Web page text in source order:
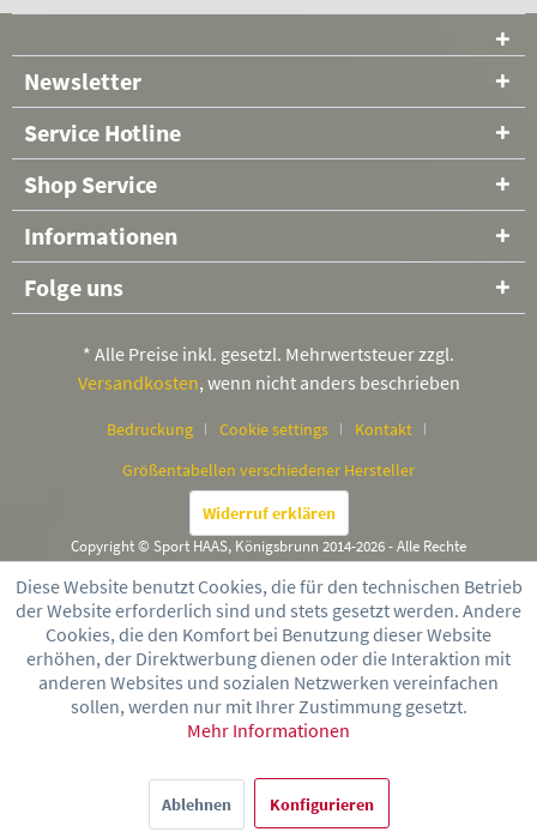
Newsletter
Service Hotline
Shop Service
Informationen
Folge uns
* Alle Preise inkl. gesetzl. Mehrwertsteuer zzgl.
Versandkosten, wenn nicht anders beschrieben
Bedruckung Cookie settings
Kontakt
Größentabellen verschiedener Hersteller
Widerruf erklären
Copyright © Sport HAAS, Königsbrunn 2014-2026 - Alle Rechte
vorbehalten
Diese Website benutzt Cookies, die für den technischen Betrieb
der Website erforderlich sind und stets gesetzt werden. Andere
Cookies, die den Komfort bei Benutzung dieser Website
erhöhen, der Direktwerbung dienen oder die Interaktion mit
anderen Websites und sozialen Netzwerken vereinfachen
sollen, werden nur mit Ihrer Zustimmung gesetzt.
Mehr Informationen
Ablehnen Konfigurieren